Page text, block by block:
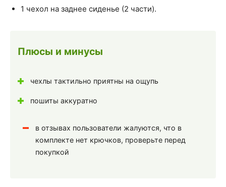
1 чехол на заднее сиденье (2 части).
Плюсы и минусы
чехлы тактильно приятны на ощупь
пошиты аккуратно
в отзывах пользователи жалуются, что в
комплекте нет крючков, проверьте перед
покупкой